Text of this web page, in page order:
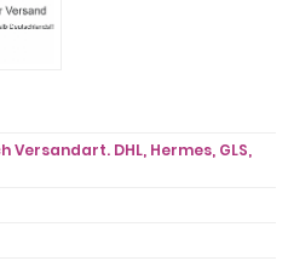
Versandart. DHL, Hermes, GLS,